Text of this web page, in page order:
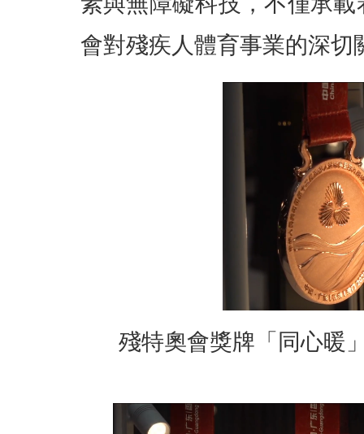
會對殘疾人體育事業的深切
殘特奧會獎牌「同心暖